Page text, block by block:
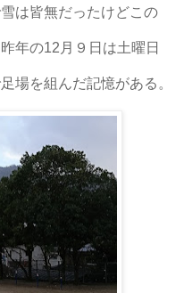
は皆無だったけどこの
年の12月９日は土曜日
場を組んだ記憶がある。